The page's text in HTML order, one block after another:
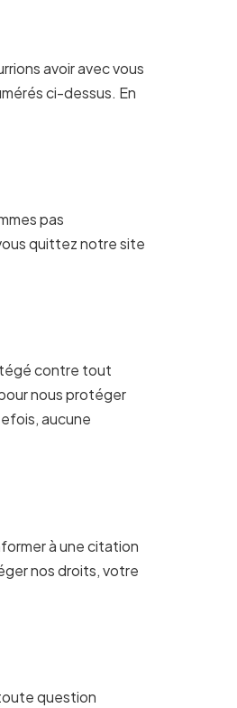
avoir avec vous
ci-dessus. En
pas
quittez notre site
contre tout
nous protéger
aucune
à une citation
nos droits, votre
question